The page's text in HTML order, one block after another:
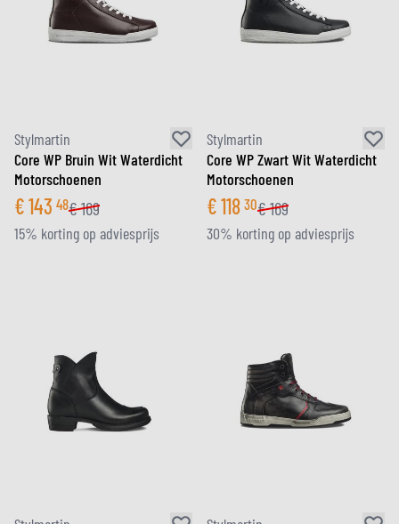
Stylmartin
Core WP Bruin Wit Waterdicht
Motorschoenen
€143 48€169
15% korting op adviesprijs
Stylmartin
Core WP Zwart Wit Waterdicht
Motorschoenen
€118 30€169
30% korting op adviesprijs